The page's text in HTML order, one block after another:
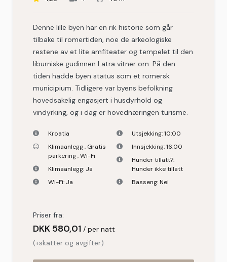
Denne lille byen har en rik historie som går
tilbake til romertiden, noe de arkeologiske
restene av et lite amfiteater og tempelet til den
liburniske gudinnen Latra vitner om. På den
tiden hadde byen status som et romersk
municipium. Tidligere var byens befolkning
hovedsakelig engasjert i husdyrhold og
vindyrking, og i dag er hovednæringen turisme.
Kroatia
Klimaanlegg, Gratis
parkering,Wi-Fi
Klimaanlegg: Ja
Wi-Fi: Ja
Utsjekking:10:00
Innsjekking:16:00
Hunder tillatt?:
Hunder ikke tillatt
Basseng:Nei
Priser fra:
DKK 580,01
per natt
(+skatter og avgifter)